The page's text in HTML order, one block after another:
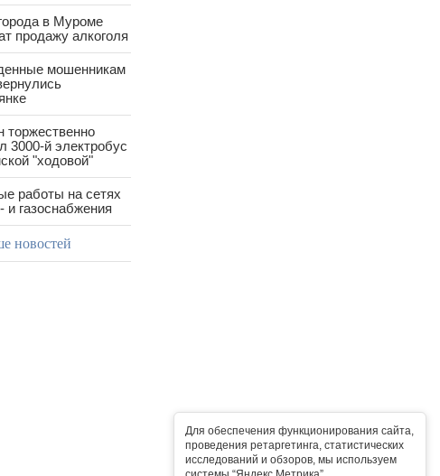
Для обеспечения функционирования сайта,
проведения ретаргетинга, статистических
исследований и обзоров, мы используем
в Муроме
продажу алкоголя
мошенникам
торжественно
3000-й электробус
"ходовой"
работы на сетях
и газоснабжения
новостей